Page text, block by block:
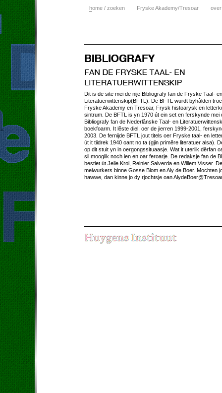
home / zoeken Fryske Akademy/Tresoar
Dit is de site mei de nije Bibliografy fan de Fryske Taal- en
Literatuerwittenskip(BFTL). De BFTL wurdt byhâlden
Fryske Akademy en Tresoar, Frysk histoarysk en
sintrum. De BFTL is yn 1970 út ein set en ferskynde mei
Bibliografy fan de Nederlânske Taal- en
boekfoarm. It lêste diel, oer de jierren 1999-2001,
2003. De fernijde BFTL jout titels oer Fryske taal- en
út it tiidrek 1940 oant no ta (gjin primêre literatuer alsa).
op dit stuit yn in oergongssituaasje. Wat it uterlik dêrfan
sil mooglik noch ien en oar feroarje. De redaksje fan de
bestiet út Jelle Krol, Reinier Salverda en Willem Visser. De
meiwurkers binne Gosse Blom en Aly de Boer. Mochten
hawwe, dan kinne jo dy rjochtsje oan